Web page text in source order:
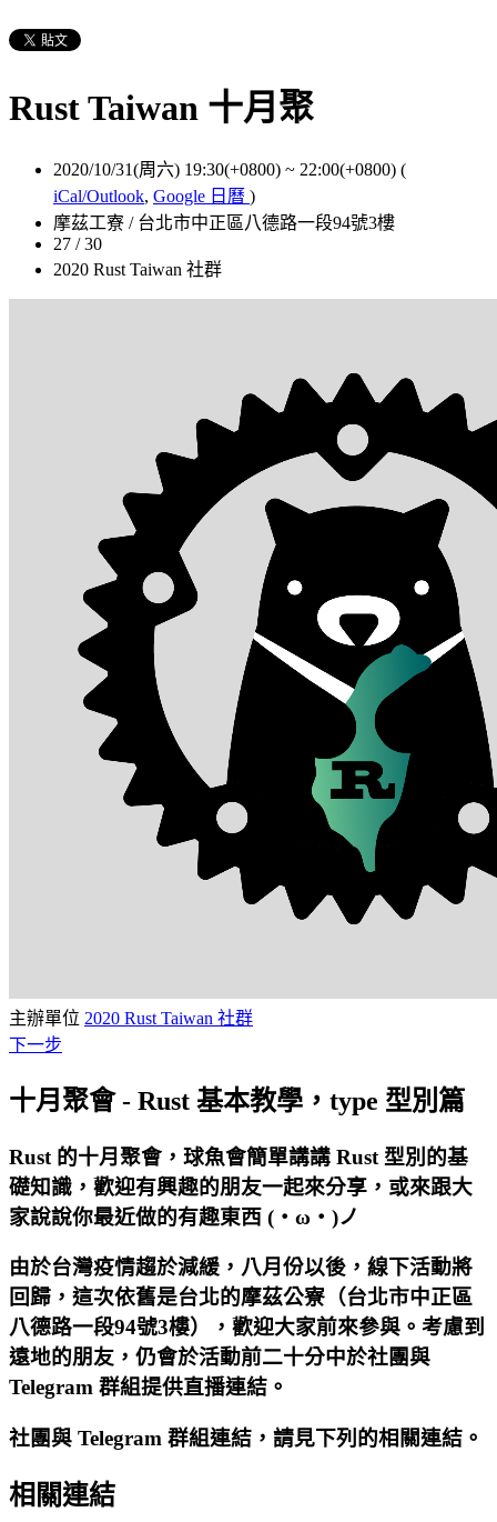
Rust Taiwan 十月聚
2020/10/31(周六) 19:30(+0800) ~ 22:00(+0800) (
iCal/Outlook, Google 日曆 )
摩茲工寮 / 台北市中正區八德路一段94號3樓
27 / 30
2020 Rust Taiwan 社群
主辦單位 2020 Rust Taiwan 社群
下一步
十月聚會 - Rust 基本教學，type 型別篇
Rust 的十月聚會，球魚會簡單講講 Rust 型別的基
礎知識，歡迎有興趣的朋友一起來分享，或來跟大
家說說你最近做的有趣東西 (・ω・)ノ
由於台灣疫情趨於減緩，八月份以後，線下活動將
回歸，這次依舊是台北的摩茲公寮（台北市中正區
八德路一段94號3樓），歡迎大家前來參與。考慮到
遠地的朋友，仍會於活動前二十分中於社團與
Telegram 群組提供直播連結。
社團與 Telegram 群組連結，請見下列的相關連結。
相關連結